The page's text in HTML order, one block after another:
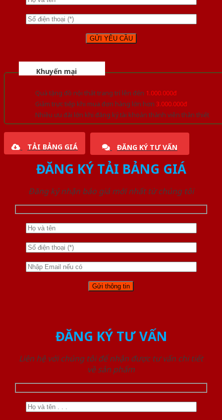
Khuyến mại
Quà tặng đồ nội thất trang trí lên đến 1.000.000đ
Giảm trực tiếp khi mua đơn hàng lớn hơn 3.000.000đ
Nhiều ưu đãi lớn khi đăng ký tài khoản thành viên thân thiết
TẢI BẢNG GIÁ ĐĂNG KÝ TƯ VẤN
ĐĂNG KÝ TẢI BẢNG GIÁ
Đăng ký nhận báo giá mới nhất từ chúng tôi
ĐĂNG KÝ TƯ VẤN
Liên hệ với chúng tôi để nhận được tư vấn chi tiết
về sản phẩm